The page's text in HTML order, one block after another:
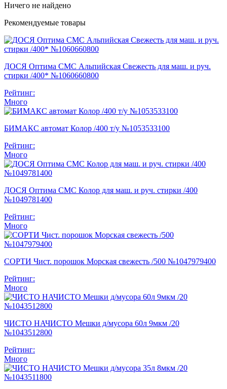
Ничего не найдено
Рекомендуемые товары
ДОСЯ Оптима СМС Альпийская Свежесть для маш. и руч.
стирки /400* №1060660800
Рейтинг:
Много
БИМАКС автомат Колор /400 т/у №1053533100
Рейтинг:
Много
ДОСЯ Оптима СМС Колор для маш. и руч. стирки /400
№1049781400
Рейтинг:
Много
СОРТИ Чист. порошок Морская свежесть /500 №1047979400
Рейтинг:
Много
ЧИСТО НАЧИСТО Мешки д/мусора 60л 9мкм /20
№1043512800
Рейтинг:
Много